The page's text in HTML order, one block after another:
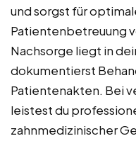
und sorgst für
Patientenbetreuung
Nachsorge liegt in
dokumentierst
Patientenakten. Bei
leistest du
zahnmedizinischer